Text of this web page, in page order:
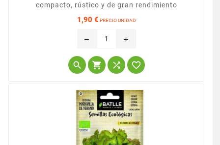
compacto, rústico y de gran rendimiento
1,90 € PRECIO UNIDAD
remove add
   